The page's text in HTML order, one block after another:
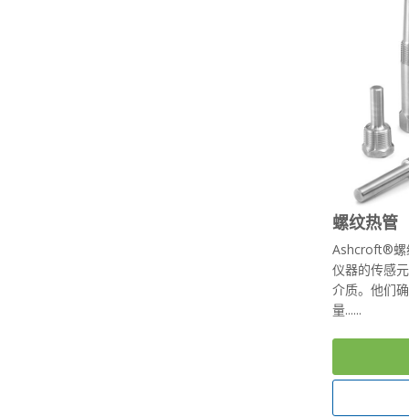
螺纹热管
Ashcroft®螺
仪器的传感
介质。他们
量......